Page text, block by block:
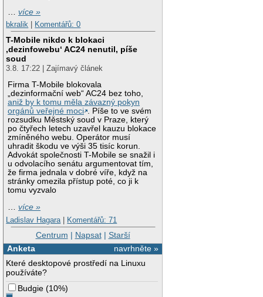
…více »
bkralik
Komentářů: 0
T-Mobile nikdo k blokaci
‚dezinfowebu‘ AC24 nenutil, píše
soud
3.8. 17:22 | Zajímavý článek
Firma T-Mobile blokovala
„dezinformační web“ AC24 bez toho,
aniž by k tomu měla závazný pokyn
orgánů veřejné moci . Píše to ve svém
rozsudku Městský soud v Praze, který
po čtyřech letech uzavřel kauzu blokace
zmíněného webu. Operátor musí
uhradit škodu ve výši 35 tisíc korun.
Advokát společnosti T-Mobile se snažil i
u odvolacího senátu argumentovat tím,
že firma jednala v dobré víře, když na
stránky omezila přístup poté, co ji k
tomu vyzvalo
…více »
Ladislav Hagara | Komentářů: 71
Centrum | Napsat| Starší
navrhněte »
Anketa
Které desktopové prostředí na Linuxu
používáte?
Budgie (10%)